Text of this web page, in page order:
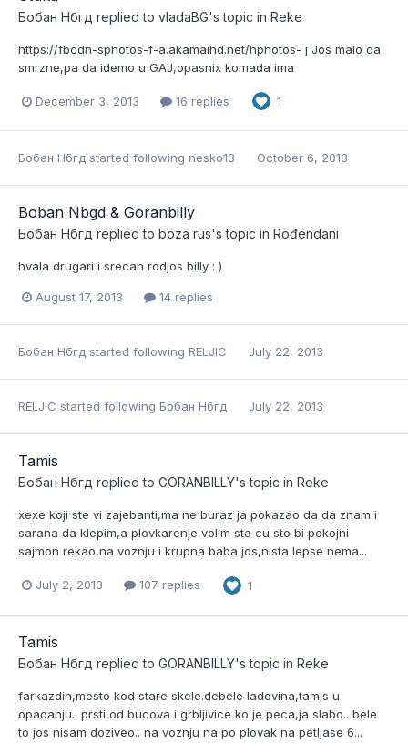
Бобан Нбгд replied to vladaBG's topic in Reke
https://fbcdn-sphotos-f-a.akamaihd.net/hphotos- j Jos malo da
smrzne,pa da idemo u GAJ,opasnix komada ima
December 3, 2013 16 replies 1
Бобан Нбгд started following nesko13 October 6, 2013
Boban Nbgd & Goranbilly
Бобан Нбгд replied to boza rus's topic in Rođendani
hvala drugari i srecan rodjos billy : )
August 17, 2013 14 replies
Бобан Нбгд started following RELJIC July 22, 2013
RELJIC started following Бобан Нбгд July 22, 2013
Tamis
Бобан Нбгд replied to GORANBILLY's topic in Reke
xexe koji ste vi zajebanti,ma ne buraz ja pokazao da da znam i
sarana da klepim,a plovkarenje volim sta cu sto bi pokojni
sajmon rekao,na voznju i krupna baba jos,nista lepse nema...
July 2, 2013 107 replies 1
Tamis
Бобан Нбгд replied to GORANBILLY's topic in Reke
farkazdin,mesto kod stare skele.debele ladovina,tamis u
opadanju.. prsti od bucova i grbljivice ko je peca,ja slabo.. bele
to jos nisam doziveo.. na voznju na po plovak na petljase 6...